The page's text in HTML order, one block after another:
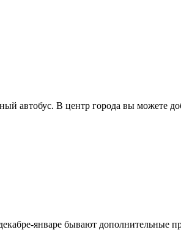
автобус. В центр города вы можете
январе бывают дополнительные